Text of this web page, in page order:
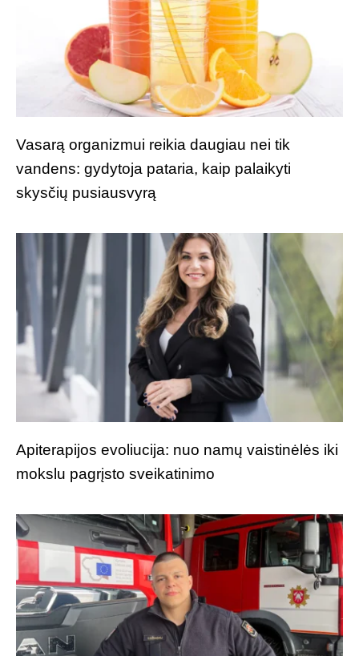
Vasarą organizmui reikia daugiau nei tik
vandens: gydytoja pataria, kaip palaikyti
skysčių pusiausvyrą
Apiterapijos evoliucija: nuo namų vaistinėlės iki
mokslu pagrįsto sveikatinimo